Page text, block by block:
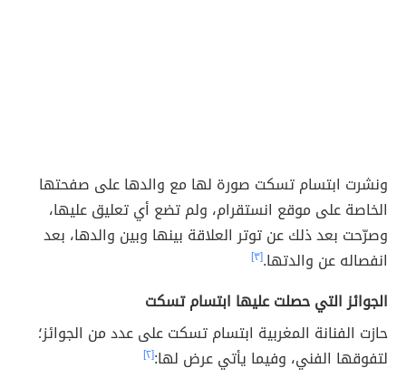
ونشرت ابتسام تسكت صورة لها مع والدها على صفحتها
الخاصة على موقع انستقرام، ولم تضع أي تعليق عليها،
وصرّحت بعد ذلك عن توتر العلاقة بينها وبين والدها، بعد
انفصاله عن والدتها.[٣]
الجوائز التي حصلت عليها ابتسام تسكت
حازت الفنانة المغربية ابتسام تسكت على عدد من الجوائز؛
لتفوقها الفني، وفيما يأتي عرض لها:[٢]